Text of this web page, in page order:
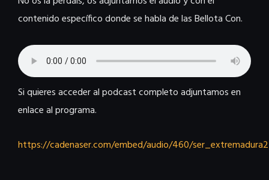
contenido específico donde se habla de las Bellota Con.
Si quieres acceder al podcast completo adjuntamos en
enlace al programa.
https://cadenaser.com/embed/audio/460/